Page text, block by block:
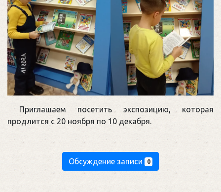
Приглашаем посетить экспозицию, которая
продлится с 20 ноября по 10 декабря.
Обсуждение записи 0